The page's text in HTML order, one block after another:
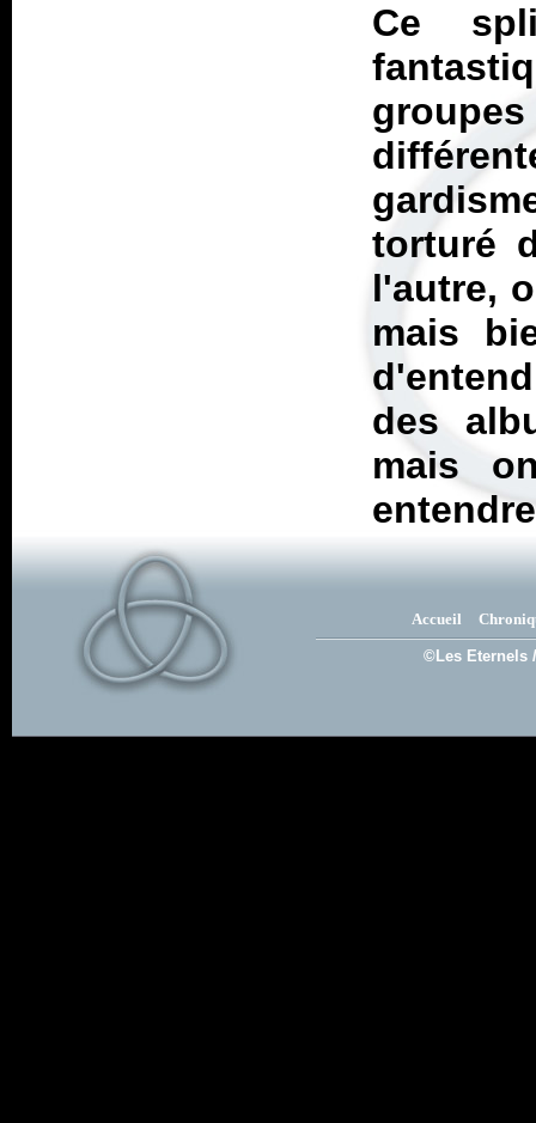
Ce
torturé
l'autre,
mais
des
mais
Accueil
©Les Eternels